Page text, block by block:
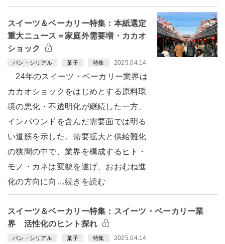
スイーツ＆ベーカリー特集：本紙選定
重大ニュース＝家庭外需要増・カカオ
ショック
パン・シリアル 菓子 特集 2025.04.14
24年のスイーツ・ベーカリー業界は
カカオショックをはじめとする原料環
境の悪化・不透明化が継続した一方、
インバウンドを含んだ需要面では明る
い道筋を示した。需要拡大と供給難化
の狭間の中で、業界を構成するヒト・
モノ・カネは変貌を遂げ、おおむね進
化の方向に向…続きを読む
スイーツ＆ベーカリー特集：スイーツ・ベーカリー業
界 活性化のヒント探れ
パン・シリアル 菓子 特集 2025.04.14